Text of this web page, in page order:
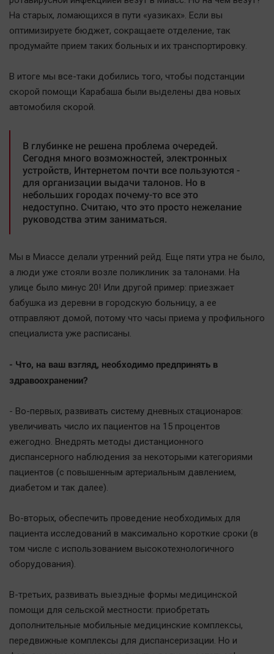
На старых, ломающихся в пути «уазиках». Если вы
оптимизируете бюджет, сокращаете отделение, так
продумайте прием таких больных и их транспортировку.
В итоге мы все-таки добились того, чтобы подстанции
скорой помощи Карабаша были выделены два новых
автомобиля скорой.
В глубинке не решена проблема очередей.
Сегодня много возможностей, электронных
устройств, Интернетом почти все пользуются -
для организации выдачи талонов. Но в
небольших городах почему-то все это
недоступно. Считаю, что это просто нежелание
руководства этим заниматься.
Мы в Миассе делали утренний рейд. Еще пяти утра не было,
а люди уже стояли возле поликлиник за талонами. На
улице было минус 20! Или другой пример: приезжает
бабушка из деревни в городскую больницу, а ее
отправляют домой, потому что часы приема у профильного
специалиста уже расписаны.
- Что, на ваш взгляд, необходимо предпринять в
здравоохранении?
- Во-первых, развивать систему дневных стационаров:
увеличивать число их пациентов на 15 процентов
ежегодно. Внедрять методы дистанционного
диспансерного наблюдения за некоторыми категориями
пациентов (с повышенным артериальным давлением,
диабетом и так далее).
Во-вторых, обеспечить проведение необходимых для
пациента исследований в максимально короткие сроки (в
том числе с использованием высокотехнологичного
оборудования).
В-третьих, развивать выездные формы медицинской
помощи для сельской местности: приобретать
дополнительные мобильные медицинские комплексы,
передвижные комплексы для диспансеризации. Но и